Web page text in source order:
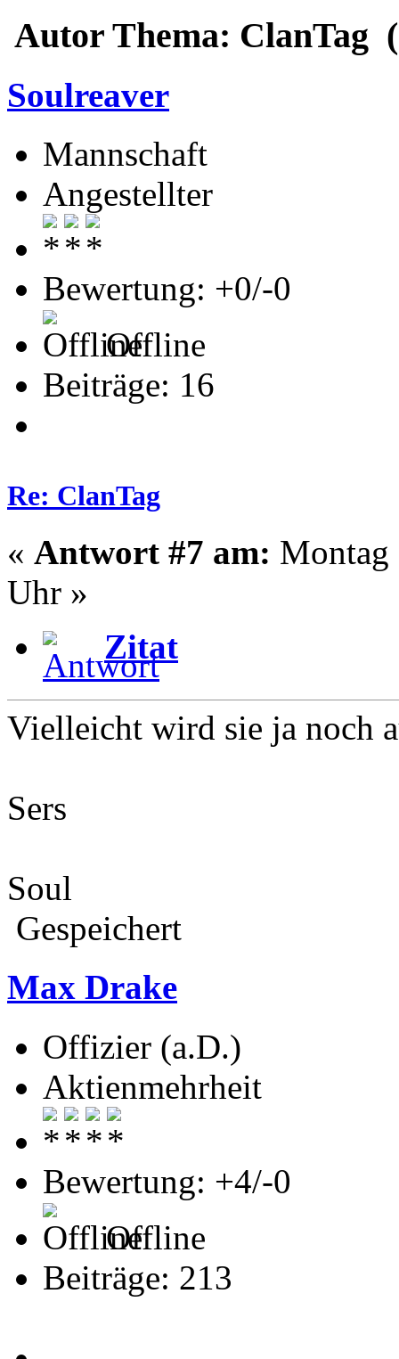
Autor Thema: ClanTag
Soulreaver
Mannschaft
Angestellter
Bewertung: +0/-0
Offline
Beiträge: 16
Re: ClanTag
« Antwort #7 am: Montag
Uhr »
Zitat
Vielleicht wird sie ja noch
Sers
Soul
Gespeichert
Max Drake
Offizier (a.D.)
Aktienmehrheit
Bewertung: +4/-0
Offline
Beiträge: 213